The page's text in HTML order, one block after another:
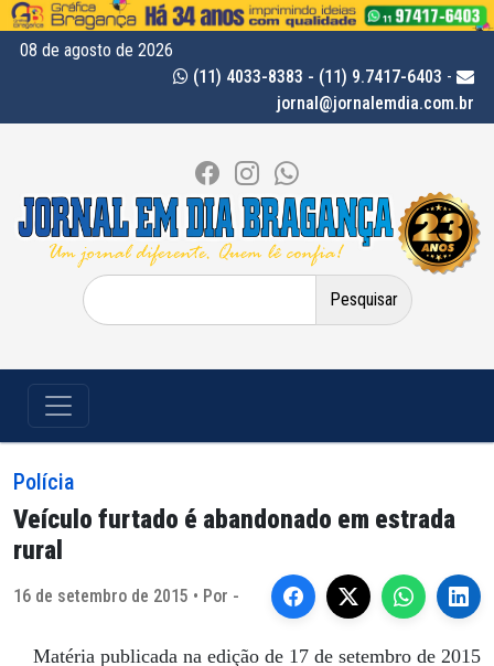
08 de agosto de 2026
(11) 4033-8383 - (11) 9.7417-6403 -
jornal@jornalemdia.com.br
Pesquisar
por:
Polícia
Veículo furtado é abandonado em estrada
rural
16 de setembro de 2015 • Por -
Matéria publicada na edição de 17 de setembro de 2015